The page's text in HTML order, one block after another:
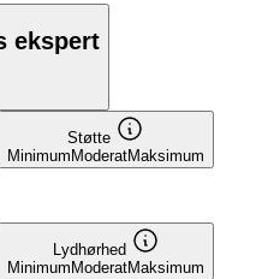
ekspert
Støtte
Minimum ModeratMaksimum
Lydhørhed
Minimum ModeratMaksimum